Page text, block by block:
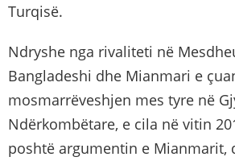
Turqisë.
Ndryshe nga rivaliteti në
Bangladeshi dhe Mianmari e
mosmarrëveshjen mes tyre në
Ndërkombëtare, e cila në vitin
poshtë argumentin e Mianmarit,